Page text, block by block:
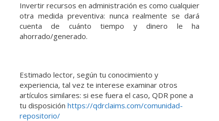
Invertir recursos en administración es como cualquier
otra medida preventiva: nunca realmente se dará
cuenta de cuánto tiempo y dinero le ha
ahorrado/generado.
Estimado lector, según tu conocimiento y
experiencia, tal vez te interese examinar otros
artículos similares: si ese fuera el caso, QDR pone a
tu disposición https://qdrclaims.com/comunidad-
repositorio/